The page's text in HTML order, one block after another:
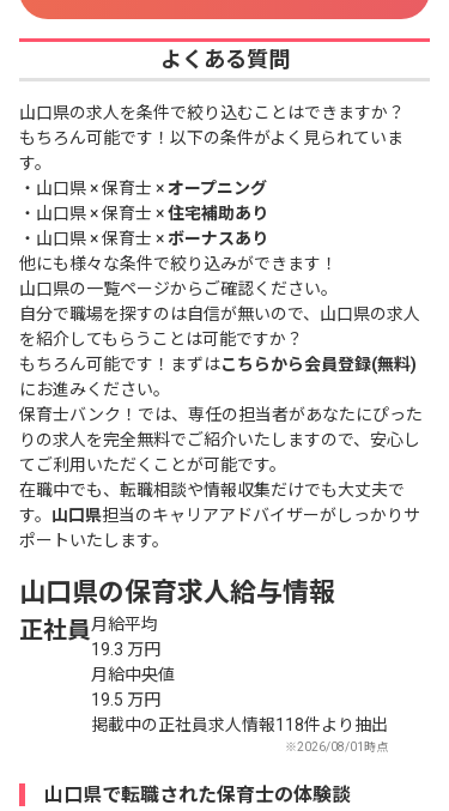
よくある質問
山口県の求人を条件で絞り込むことはできますか？
もちろん可能です！以下の条件がよく見られていま
す。
・ 山口県 × 保育士 ×オープニング
・ 山口県 × 保育士 ×住宅補助あり
・ 山口県 × 保育士 ×ボーナスあり
他にも様々な条件で絞り込みができます！
山口県の一覧ページからご確認ください。
自分で職場を探すのは自信が無いので、山口県の求人
を紹介してもらうことは可能ですか？
もちろん可能です！まずはこちらから会員登録(無料)
にお進みください。
保育士バンク！では、専任の担当者があなたにぴった
りの求人を完全無料でご紹介いたしますので、安心し
てご利用いただくことが可能です。
在職中でも、転職相談や情報収集だけでも大丈夫で
す。 山口県担当のキャリアアドバイザーがしっかりサ
ポートいたします。
山口県の保育求人給与情報
正社員月給平均
19.3 万円
月給中央値
19.5 万円
掲載中の正社員求人情報118件より抽出
※2026/08/01時点
山口県で転職された保育士の体験談